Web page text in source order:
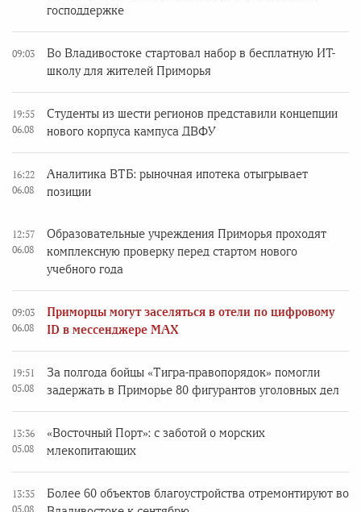
господдержке
09:03
Во Владивостоке стартовал набор в бесплатную ИТ-
школу для жителей Приморья
19:55
06.08
Студенты из шести регионов представили концепции
нового корпуса кампуса ДВФУ
16:22
06.08
Аналитика ВТБ: рыночная ипотека отыгрывает
позиции
12:57
06.08
Образовательные учреждения Приморья проходят
комплексную проверку перед стартом нового
учебного года
09:03
06.08
Приморцы могут заселяться в отели по цифровому
ID в мессенджере MAX
19:51
05.08
За полгода бойцы «Тигра-правопорядок» помогли
задержать в Приморье 80 фигурантов уголовных дел
13:36
05.08
«Восточный Порт»: с заботой о морских
млекопитающих
13:35
05.08
Более 60 объектов благоустройства отремонтируют во